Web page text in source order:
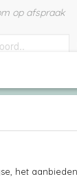
op afspraak
-
het